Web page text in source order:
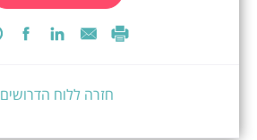
חזרה ללוח הדרושים